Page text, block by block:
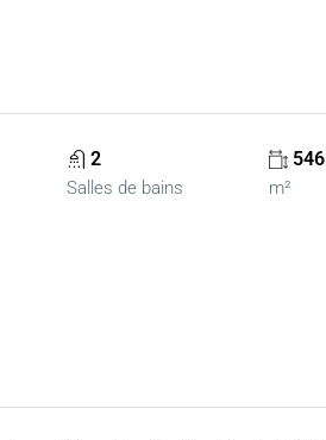
2
Salles de bains
546
m²